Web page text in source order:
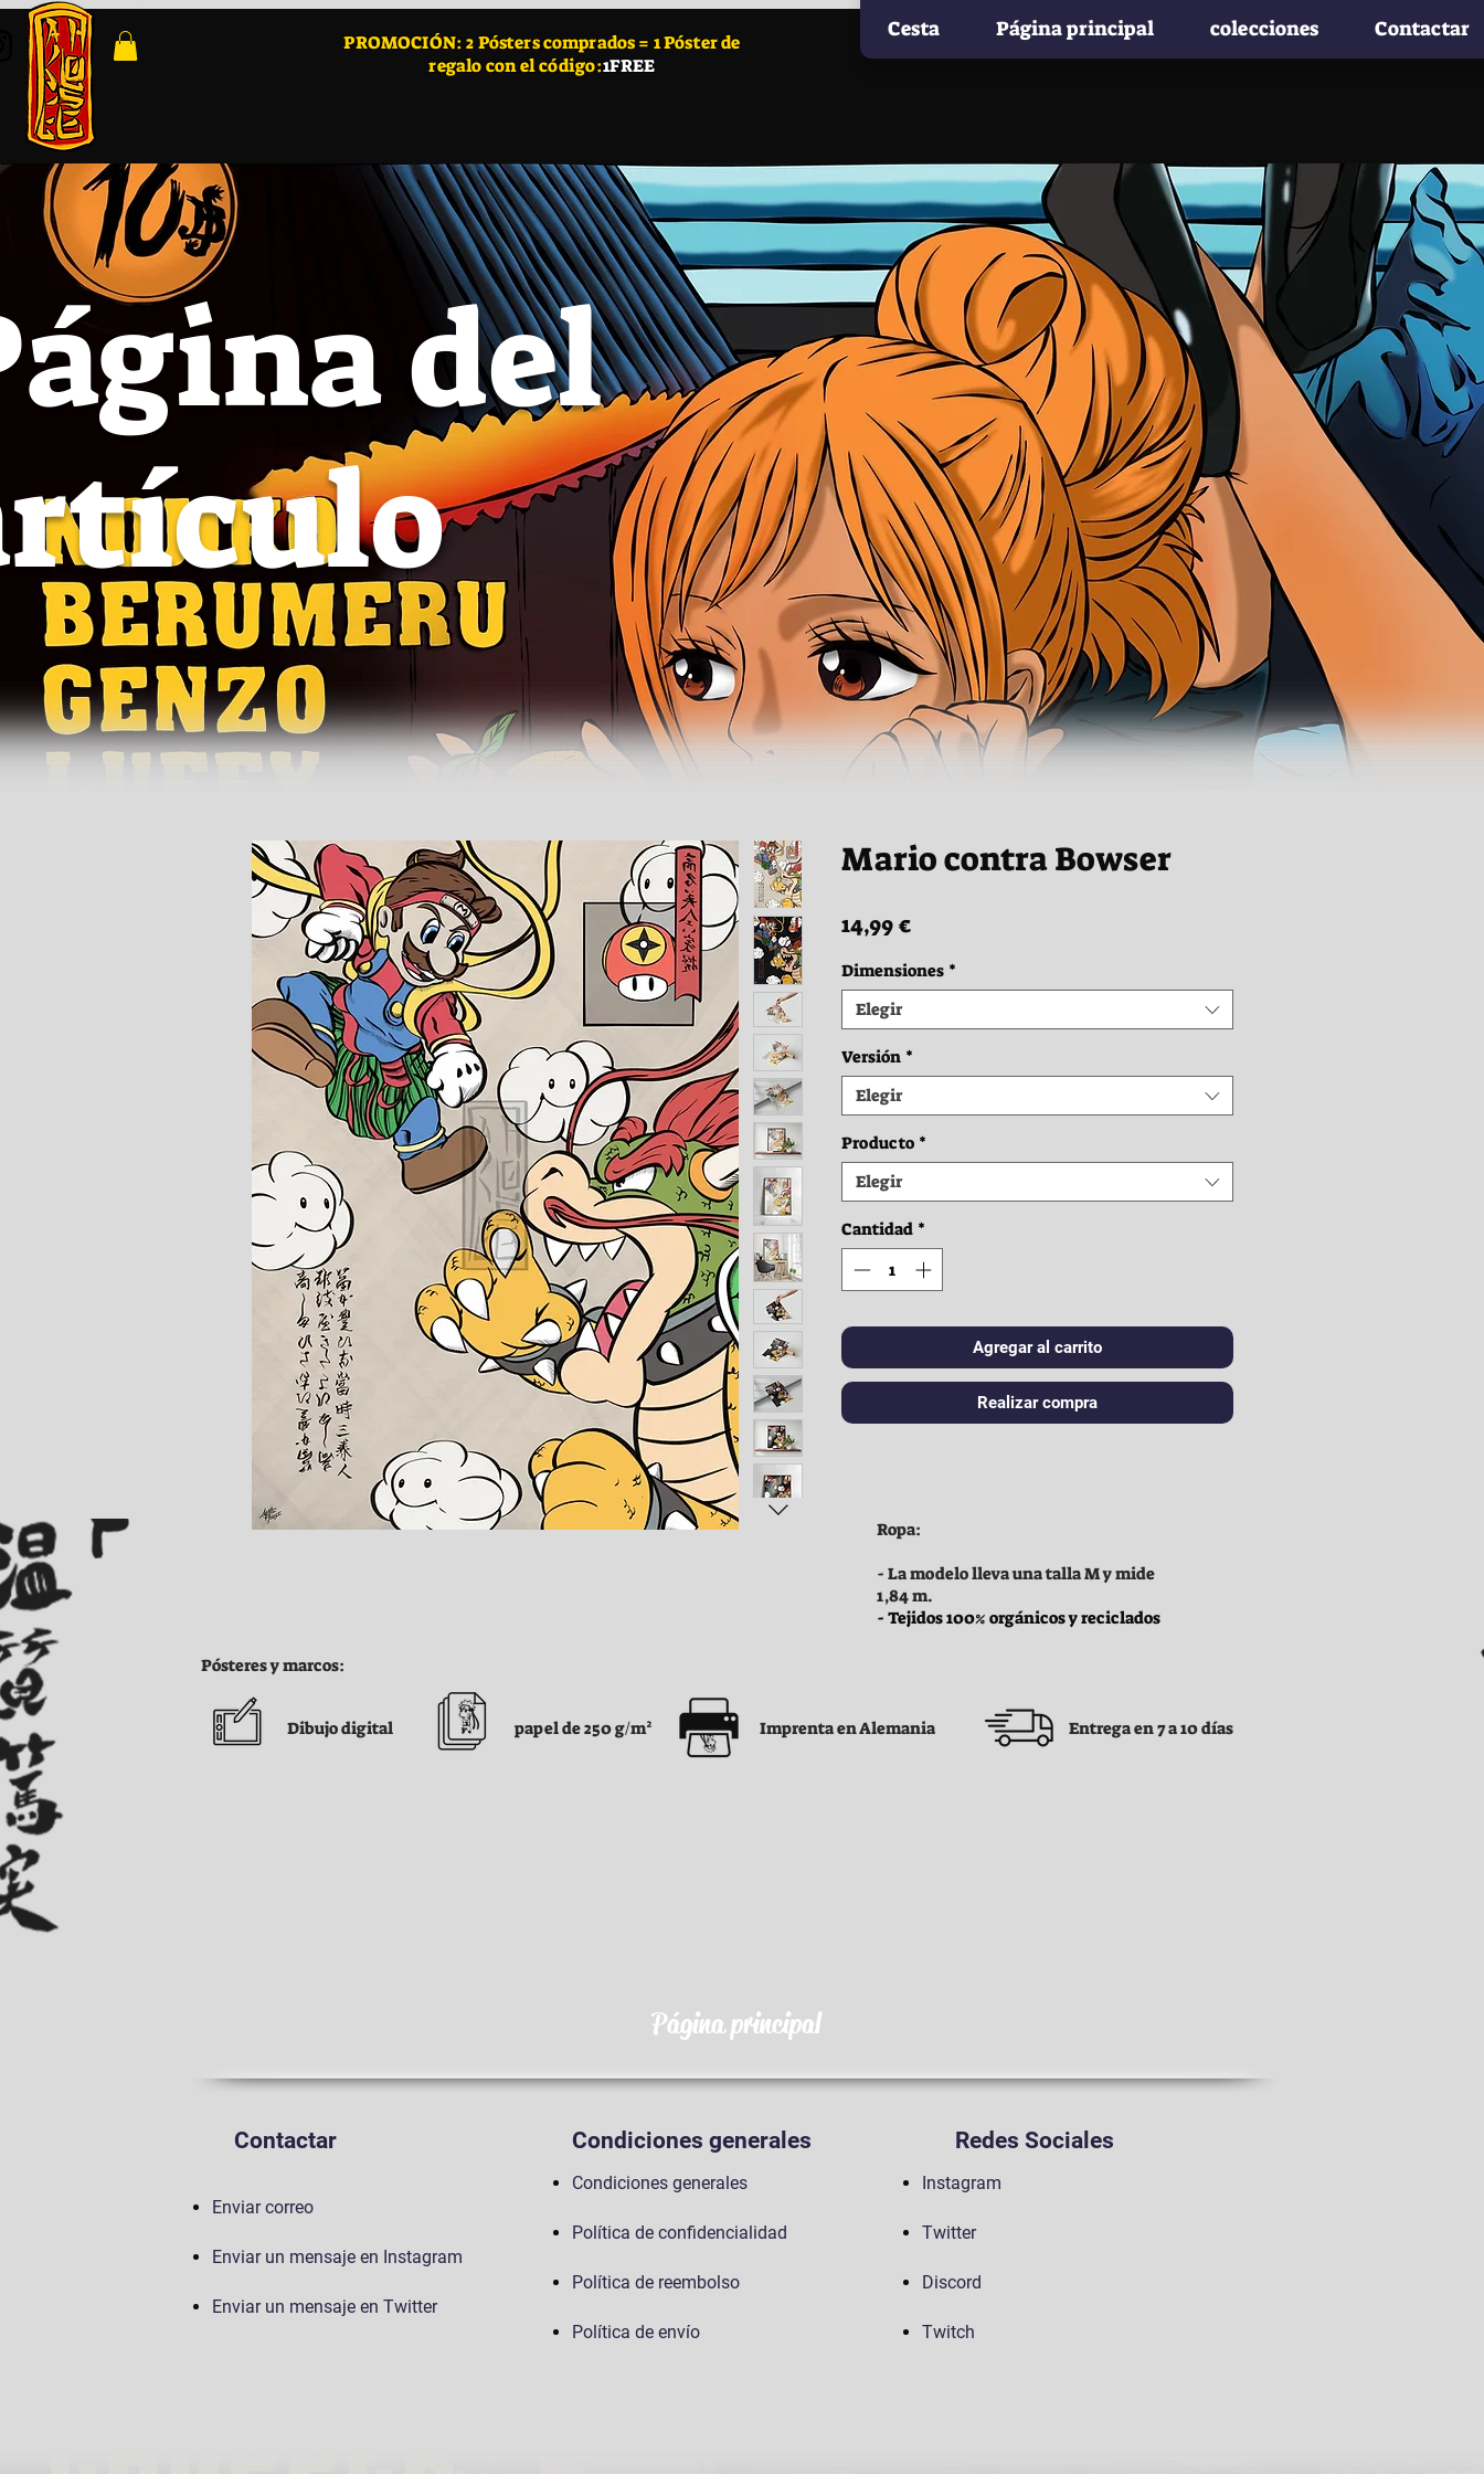
PROMOCIÓN: 2 Pósters comprados = 1 Póster de
regalo con el código:1FREE
Cesta Página principal colecciones Contactar
del
Mario contra Bowser
14,99 €
Dimensiones *
Elegir
Versión *
Elegir
Producto *
Elegir
Cantidad *
Agregar al carrito
Realizar compra
Página principal
Contactar
Enviar correo
Enviar un mensaje en Instagram
Enviar un mensaje en Twitter
Condiciones generales
Condiciones generales
Política de confidencialidad
Política de reembolso
Política de envío
Redes Sociales
Instagram
Twitter
Discord
Twitch
Dibujo digital papel de 250 g/m² Imprenta en Alemania Entrega en 7 a 10 días
Ropa:
- La modelo lleva una talla M y mide
1,84 m.
- Tejidos 100% orgánicos y reciclados
Pósteres y marcos: